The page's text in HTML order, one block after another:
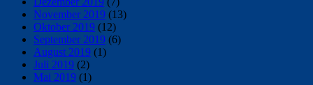
November 2019 (13)
Oktober 2019 (12)
September 2019 (6)
August 2019 (1)
Juli 2019 (2)
Mai 2019 (1)